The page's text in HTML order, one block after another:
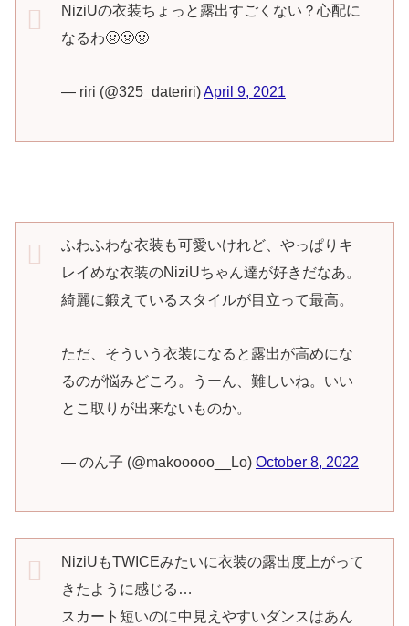
NiziUの衣装ちょっと露出すごくない？心配に
なるわ🤢🤢🤢
— riri (@325_dateriri)April 9, 2021
ふわふわな衣装も可愛いけれど、やっぱりキ
レイめな衣装のNiziUちゃん達が好きだなあ。
綺麗に鍛えているスタイルが目立って最高。
ただ、そういう衣装になると露出が高めにな
るのが悩みどころ。うーん、難しいね。いい
とこ取りが出来ないものか。
— のん子 (@makooooo__Lo) October 8, 2022
NiziUもTWICEみたいに衣装の露出度上がって
きたように感じる…
スカート短いのに中見えやすいダンスはあん